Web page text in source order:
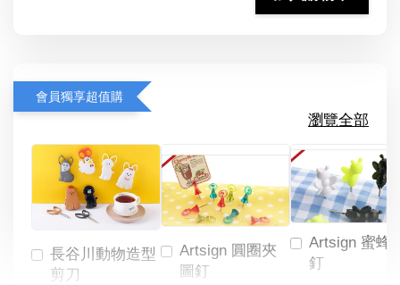
會員獨享超值購
瀏覽全部
長谷川動物造型
剪刀
Artsign 圓圈夾
圖釘
Artsign 蜜蜂
釘